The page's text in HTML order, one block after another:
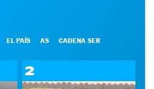
EL PAÍS AS CADENA SER
2